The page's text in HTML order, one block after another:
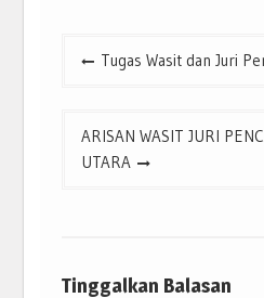
NavigasiTugas Wasit dan Juri
ARISAN WASIT JURI
UTARA
Tinggalkan Balasan